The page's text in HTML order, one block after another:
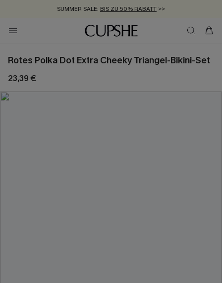
SUMMER SALE: BIS ZU 50% RABATT >>
ZUM NEWSLETTER:BIS ZU -20% EXTRA ERHALTEN
KOSTENLOSER VERSAND AB 89 €
Rotes Polka Dot Extra Cheeky Triangel-Bikini-Set
23,39 €